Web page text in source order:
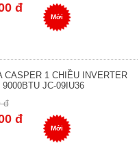
đ
Mới
CASPER 1 CHIỀU INVERTER
9000BTU JC-09IU36
đ
đ
Mới